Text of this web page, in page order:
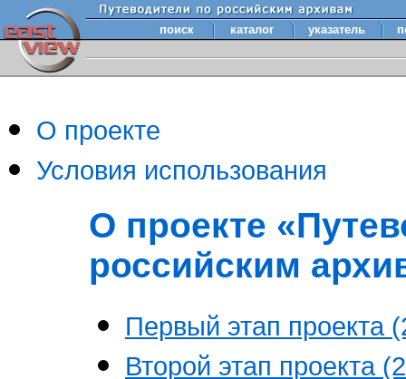
поиск каталог указатель
О проекте
Условия использования
О проекте
российским
Первый этап проекта
Второй этап проекта